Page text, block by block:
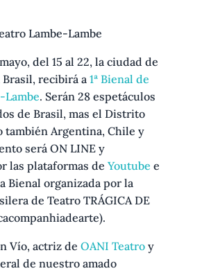
Lambe-Lambe
del 15 al 22, la ciudad de
Brasil, recibirá a 1ª Bienal de
Lambe. Serán 28 espetáculos
de Brasil, mas el Distrito
también Argentina, Chile y
será ON LINE y
las plataformas de Youtube e
Bienal organizada por la
de Teatro TRÁGICA DE
Vío, actriz de OANI Teatro y
de nuestro amado